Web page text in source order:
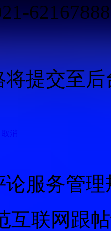
62167888
提交至
取消
服务管理
互联网跟